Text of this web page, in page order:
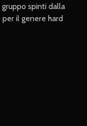
spinti dalla
il genere hard